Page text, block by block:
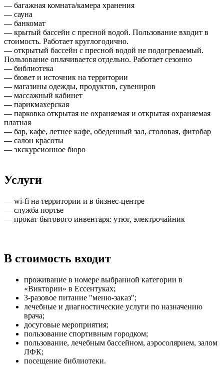
— багажная комната/камера хранения
— сауна
— банкомат
— крытый бассейн с пресной водой. Пользование входит в
стоимость. Работает круглогодично.
— открытый бассейн с пресной водой не подогреваемый.
Пользование оплачивается отдельно. Работает сезонно
— библиотека
— бювет и источник на территории
— магазины одежды, продуктов, сувениров
— массажный кабинет
— парикмахерская
— парковка открытая не охраняемая и открытая охраняемая
платная
— бар, кафе, летнее кафе, обеденный зал, столовая, фитобар
— салон красоты
— экскурсионное бюро
Услуги
— wi-fi на территории и в бизнес-центре
— служба портье
— прокат бытового инвентаря: утюг, электрочайник
В стоимость входит
проживание в номере выбранной категории в
«Виктории» в Ессентуках;
3-разовое питание "меню-заказ";
лечебные и диагностические услуги по назначению
врача;
досуговые мероприятия;
пользование спортивным городком;
пользование, лечебным бассейном, аэросолярием, залом
ЛФК;
посещение библиотеки.